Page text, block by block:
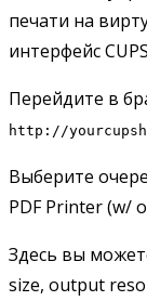
печати на
интерфейс
Перейдите в
http://
Выберите
PDF Printer (w/
Здесь вы
size, output